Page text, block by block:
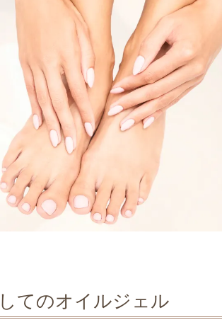
てのオイルジェル